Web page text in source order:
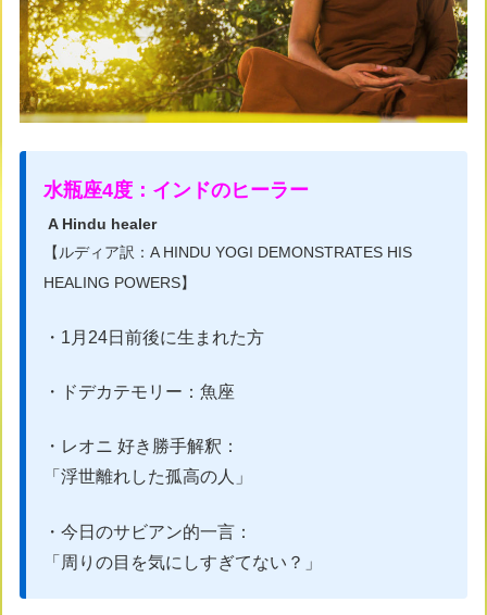
水瓶座4度：インドのヒーラー
A Hindu healer
【ルディア訳：A HINDU YOGI DEMONSTRATES HIS
HEALING POWERS】
・1月24日前後に生まれた方
・ドデカテモリー：魚座
・レオニ 好き勝手解釈：
「浮世離れした孤高の人」
・今日のサビアン的一言：
「周りの目を気にしすぎてない？」